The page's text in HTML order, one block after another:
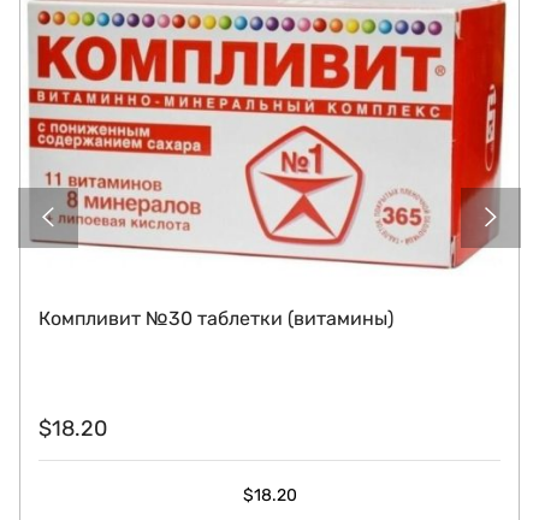
Компливит №30 таблетки (витамины)
$18.20
$18.20